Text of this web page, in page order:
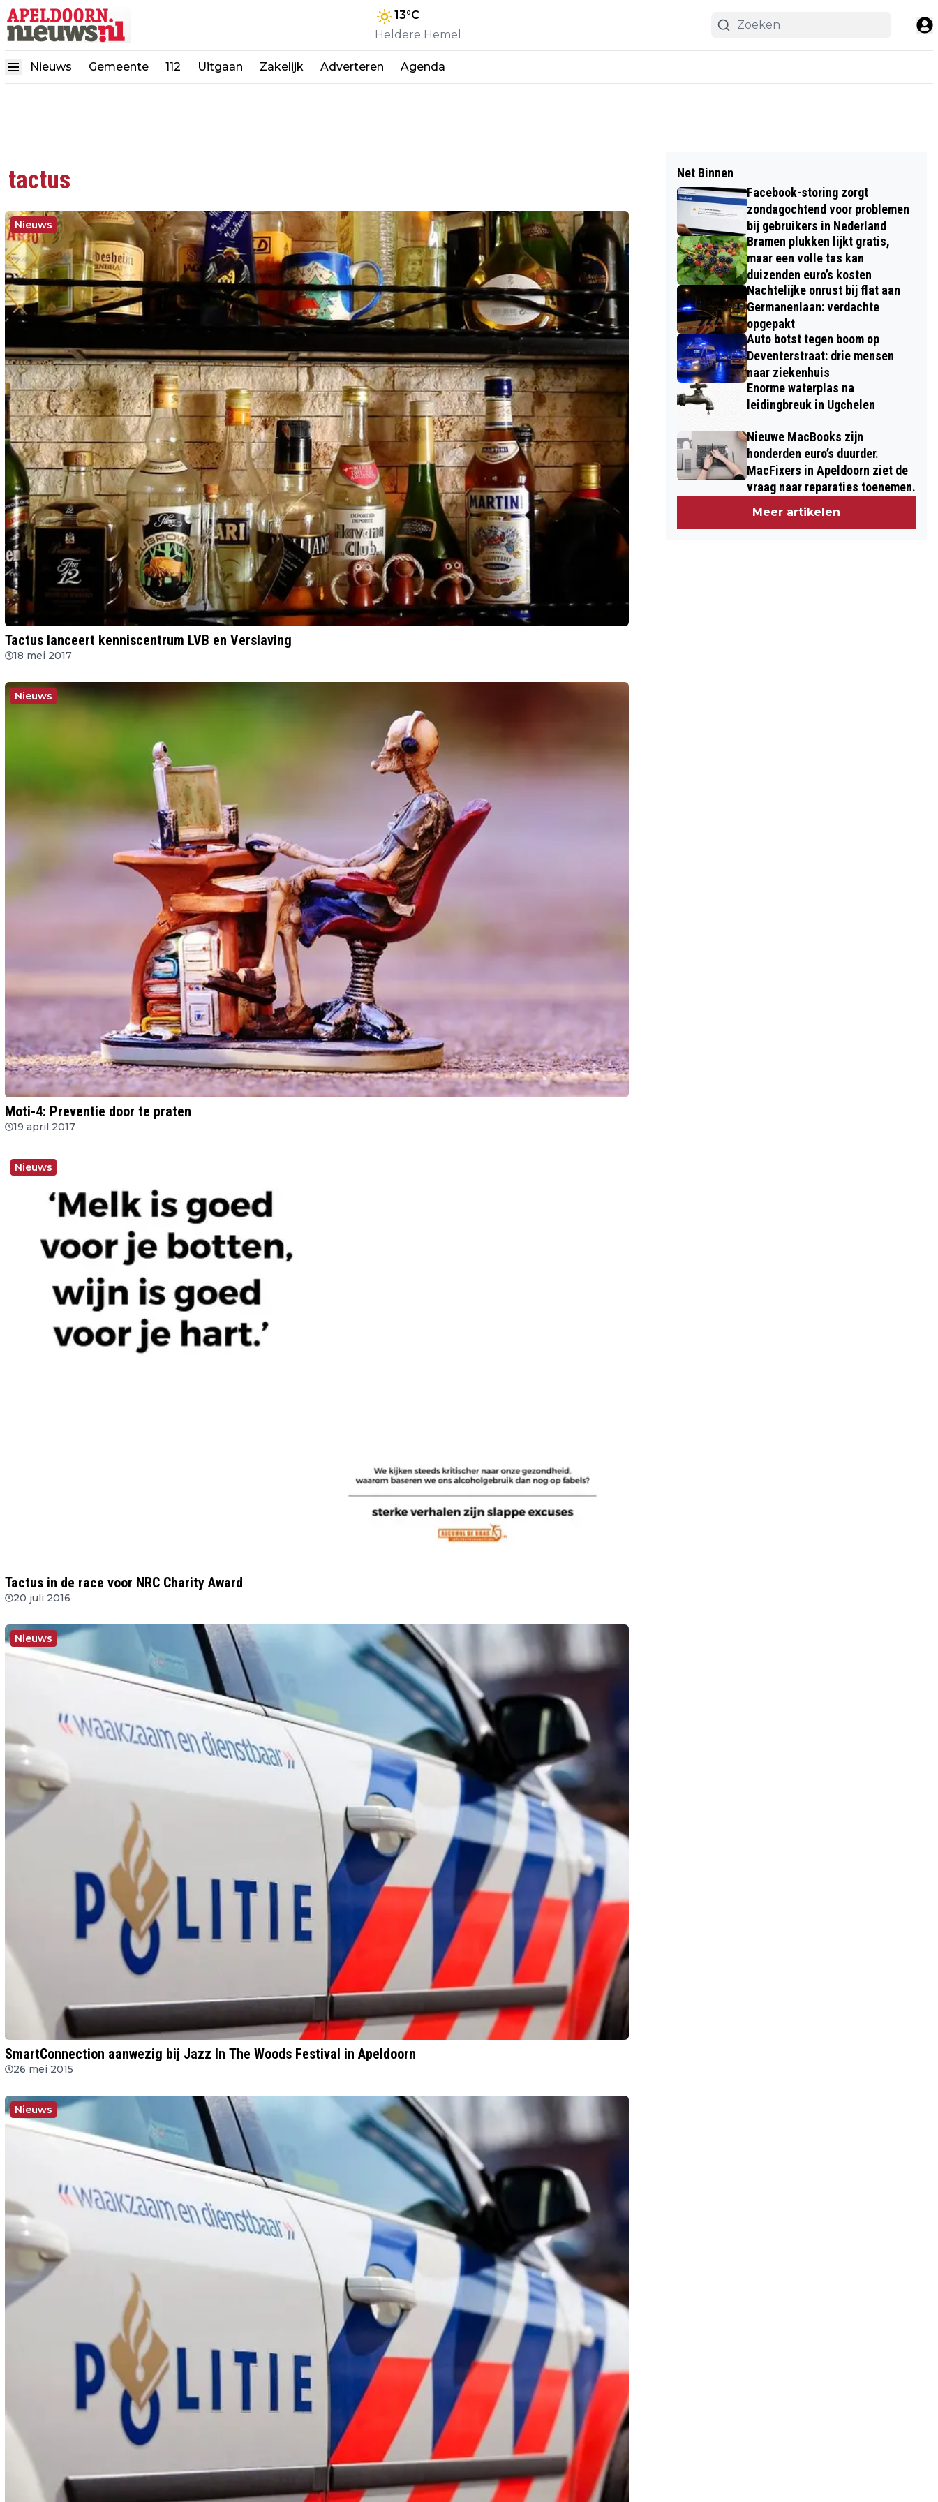
13°C
Heldere Hemel
Nieuws Gemeente 112 Uitgaan Zakelijk Adverteren Agenda
tactus
Nieuws
Tactus lanceert kenniscentrum LVB en Verslaving
18 mei 2017
Nieuws
Moti-4: Preventie door te praten
19 april 2017
Nieuws
Tactus in de race voor NRC Charity Award
20 juli 2016
Nieuws
SmartConnection aanwezig bij Jazz In The Woods Festival in Apeldoorn
26 mei 2015
Nieuws
Net Binnen
Facebook-storing zorgt
zondagochtend voor problemen
bij gebruikers in Nederland
Bramen plukken lijkt gratis,
maar een volle tas kan
duizenden euro’s kosten
Nachtelijke onrust bij flat aan
Germanenlaan: verdachte
opgepakt
Auto botst tegen boom op
Deventerstraat: drie mensen
naar ziekenhuis
Enorme waterplas na
leidingbreuk in Ugchelen
Nieuwe MacBooks zijn
honderden euro’s duurder.
MacFixers in Apeldoorn ziet de
vraag naar reparaties toenemen.
Meer artikelen